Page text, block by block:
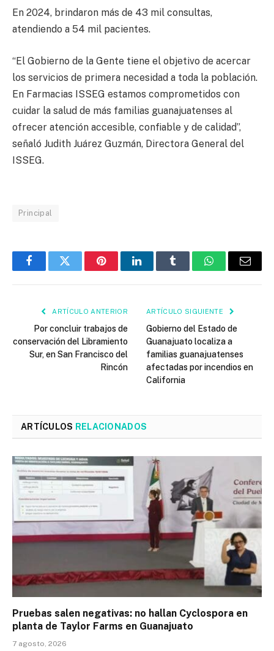
En 2024, brindaron más de 43 mil consultas,
atendiendo a 54 mil pacientes.
“El Gobierno de la Gente tiene el objetivo de acercar
los servicios de primera necesidad a toda la población.
En Farmacias ISSEG estamos comprometidos con
cuidar la salud de más familias guanajuatenses al
ofrecer atención accesible, confiable y de calidad”,
señaló Judith Juárez Guzmán, Directora General del
ISSEG.
Principal
FacebookTwitter PinterestLinkedInTumblr WhatsAppEmail
ARTÍCULO ANTERIOR
Por concluir trabajos de
conservación del Libramiento
Sur, en San Francisco del
Rincón
ARTÍCULO SIGUIENTE
Gobierno del Estado de
Guanajuato localiza a
familias guanajuatenses
afectadas por incendios en
California
ARTÍCULOS RELACIONADOS
Pruebas salen negativas: no hallan Cyclospora en
planta de Taylor Farms en Guanajuato
7 agosto, 2026